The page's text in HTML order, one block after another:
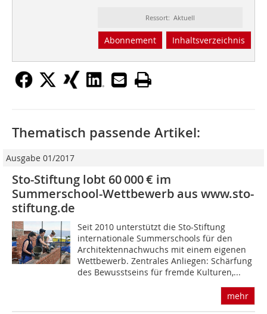
Ressort: Aktuell
Abonnement Inhaltsverzeichnis
Thematisch passende Artikel:
Ausgabe 01/2017
Sto-Stiftung lobt 60 000 € im
Summerschool-Wettbewerb aus www.sto-
stiftung.de
Seit 2010 unterstützt die Sto-Stiftung
internationale Summerschools für den
Architektennachwuchs mit einem eigenen
Wettbewerb. Zentrales Anliegen: Schärfung
des Bewusstseins für fremde Kulturen,...
mehr